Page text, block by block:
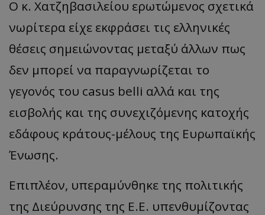
Ο κ. Χατζηβασιλείου ερωτώμενος σχετικά
νωρίτερα είχε εκφράσει τις ελληνικές
θέσεις σημειώνοντας μεταξύ άλλων πως
δεν μπορεί να παραγνωρίζεται το
γεγονός του casus belli αλλά και της
εισβολής και της συνεχιζόμενης κατοχής
εδάφους κράτους-μέλους της Ευρωπαϊκής
Ένωσης.
Επιπλέον, υπεραμύνθηκε της πολιτικής
της Διεύρυνσης της Ε.Ε. υπενθυμίζοντας